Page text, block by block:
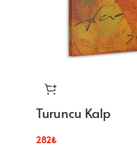
Turuncu Kalp
282₺